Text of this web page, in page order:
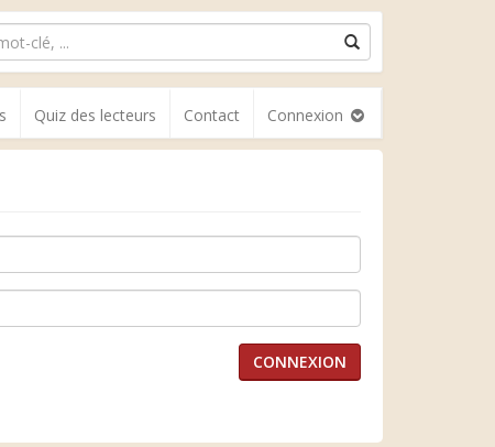
Quiz des lecteurs Contact Connexion